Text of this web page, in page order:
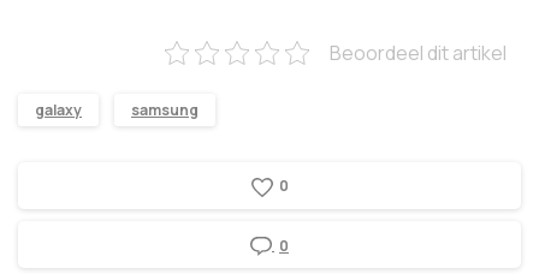
Beoordeel dit artikel
galaxy samsung
0
0